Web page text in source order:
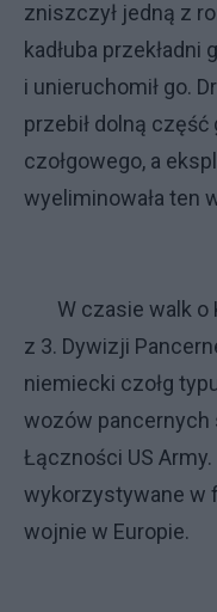
zniszczył jedną z
kadłuba przekładni
i unieruchomił go.
przebił dolną część
czołgowego, a
wyeliminowała ten
W czasie walk o
z 3. Dywizji
niemiecki czołg
wozów pancernych
Łączności US
wykorzystywane w
wojnie w Europie.